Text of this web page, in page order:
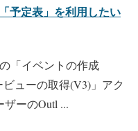
予定表」を利用したい
「イベントの作成
ューの取得(V3)」アク
ーのOutl ...